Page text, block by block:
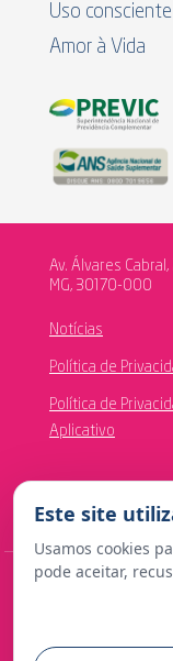
Uso
Amor à Vida
Av. Álvares
MG, 30170-000
Notícias
Política de
Política de
Aplicativo
Contato para
Este site
Usamos cookies
pode aceitar,